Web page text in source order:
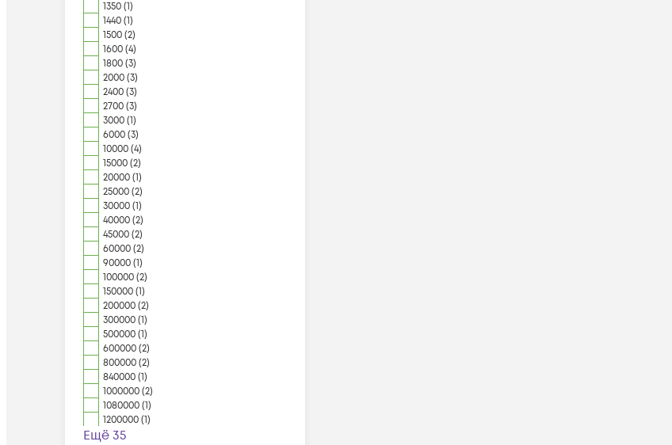
1350 (1)
1440 (1)
1500 (2)
1600 (4)
1800 (3)
2000 (3)
2400 (3)
2700 (3)
3000 (1)
6000 (3)
10000 (4)
15000 (2)
20000 (1)
25000 (2)
30000 (1)
40000 (2)
45000 (2)
60000 (2)
90000 (1)
100000 (2)
150000 (1)
200000 (2)
300000 (1)
500000 (1)
600000 (2)
800000 (2)
840000 (1)
1000000 (2)
1080000 (1)
1200000 (1)
Ещё 35